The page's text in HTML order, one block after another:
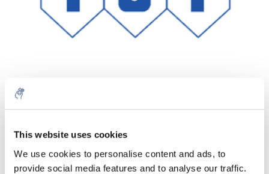
This website uses cookies
We use cookies to personalise content and ads, to
provide social media features and to analyse our traffic.
1 Stück exkl. MwSt.
€55,16
Inkl. MwSt.